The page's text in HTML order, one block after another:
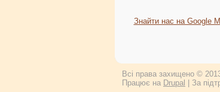
Знайти нас на Google
Всі права захищено ©
Працює на Drupal | За